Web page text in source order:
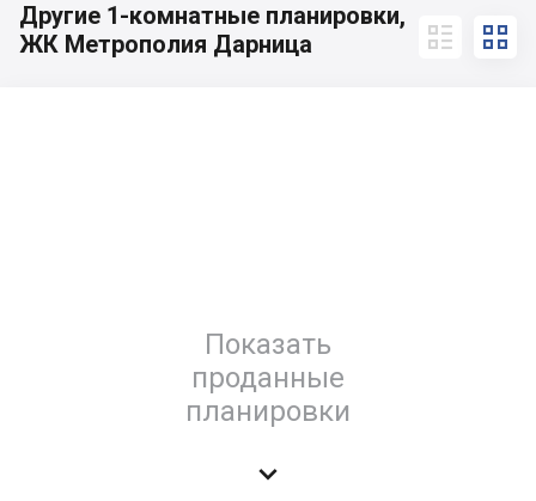
Другие 1-комнатные планировки,
ЖК Метрополия Дарница
 
Показать
проданные
планировки
